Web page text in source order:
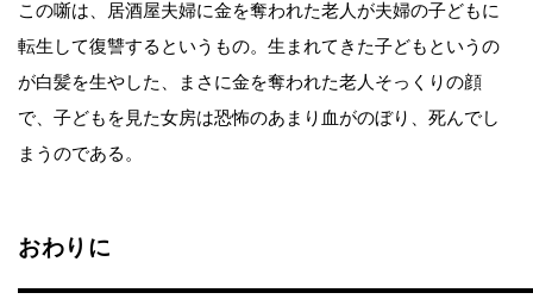
この噺は、居酒屋夫婦に金を奪われた老人が夫婦の子どもに
転生して復讐するというもの。生まれてきた子どもというの
が白髪を生やした、まさに金を奪われた老人そっくりの顔
で、子どもを見た女房は恐怖のあまり血がのぼり、死んでし
まうのである。
おわりに